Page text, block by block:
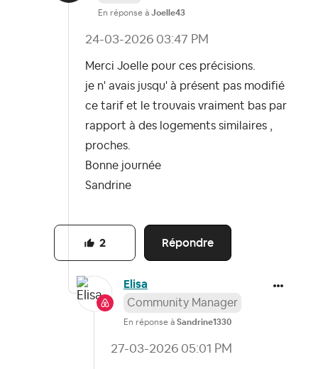
En réponse à Joelle43
‎24-03-2026 03:47 PM
Merci Joelle pour ces précisions.
je n' avais jusqu' à présent pas modifié
ce tarif et le trouvais vraiment bas par
rapport à des logements similaires ,
proches.
Bonne journée
Sandrine
Répondre
2
Elisa
Community Manager
En réponse à Sandrine1330
‎27-03-2026 05:01 PM